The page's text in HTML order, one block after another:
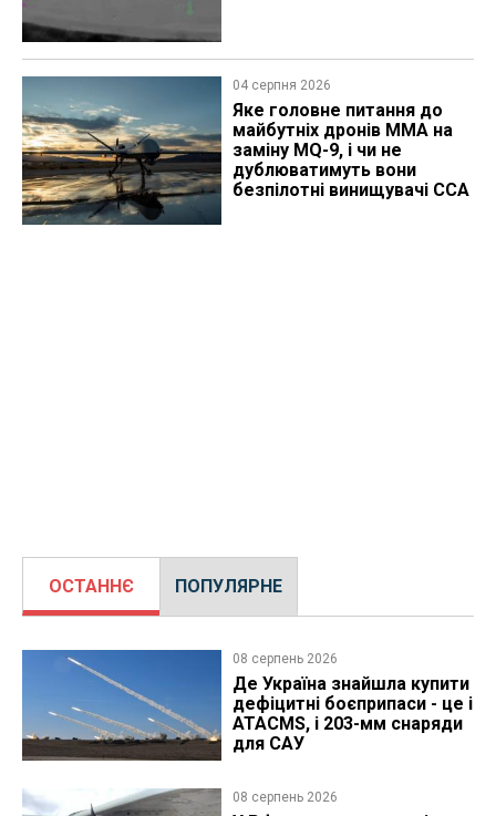
04 серпня 2026
Яке головне питання до
майбутніх дронів MMA на
заміну MQ-9, і чи не
дублюватимуть вони
безпілотні винищувачі CCA
ОСТАННЄ ПОПУЛЯРНЕ
08 серпень 2026
Де Україна знайшла купити
дефіцитні боєприпаси - це і
ATACMS, і 203-мм снаряди
для САУ
08 серпень 2026